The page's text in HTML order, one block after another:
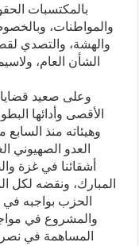
بالمكتسبات
والمواطنات،
والهشة، والتصدي
الشأن العام،
وعلى صعيد
الأقصى وأدائها
وهيئاته منذ
العدو
أشقائنا في غزة
المبارك، ونقضه لكل
الحزب بواجبه في
والمشروع في
المساهمة في